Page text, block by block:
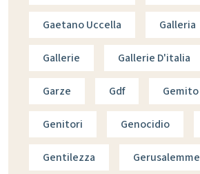
Gaetano Uccella Galleria
Gallerie Gallerie D'italia
Garze Gdf Gemito
Genitori Genocidio
Gentilezza Gerusalemme